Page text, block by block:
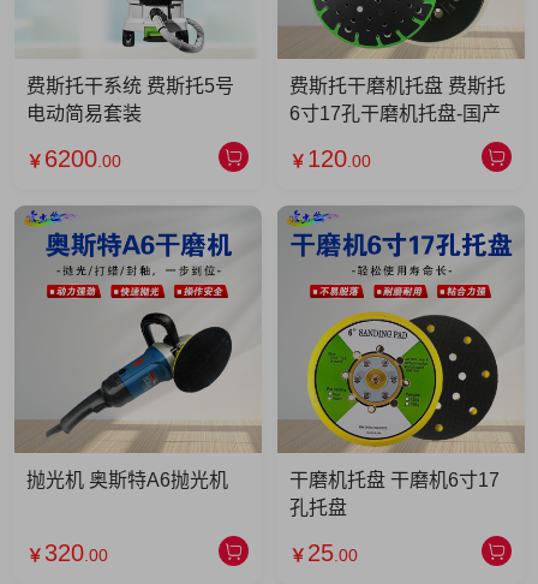
费斯托干系统 费斯托5号
电动简易套装
￥ 6200 .00
费斯托干磨机托盘 费斯托
6寸17孔干磨机托盘-国产
￥ 120 .00
抛光机 奥斯特A6抛光机
￥ 320 .00
干磨机托盘 干磨机6寸17
孔托盘
￥ 25 .00